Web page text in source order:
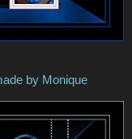
Greet P
Monique